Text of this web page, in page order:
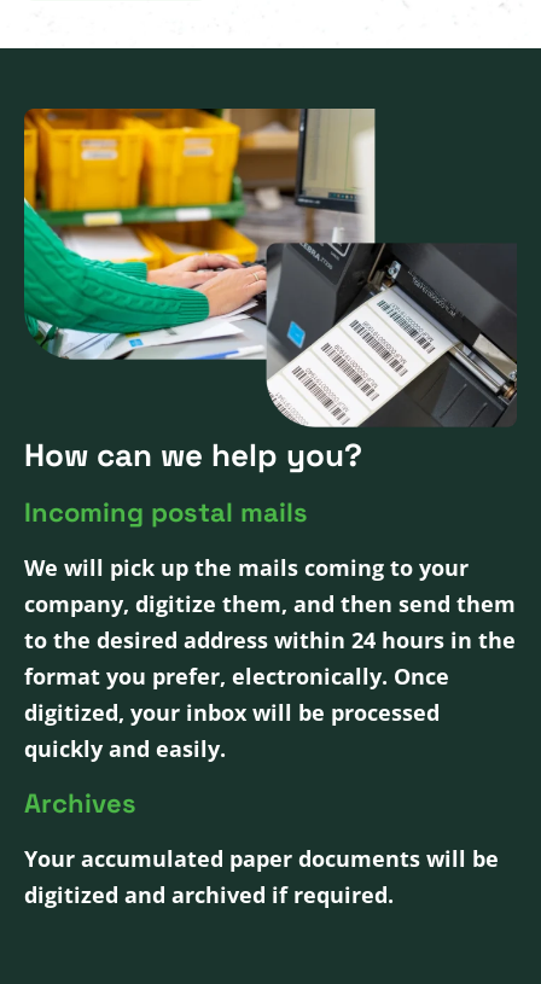
How can we help you?
Incoming postal mails
We will pick up the mails coming to your
company, digitize them, and then send them
to the desired address within 24 hours in the
format you prefer, electronically. Once
digitized, your inbox will be processed
quickly and easily.
Archives
Your accumulated paper documents will be
digitized and archived if required.